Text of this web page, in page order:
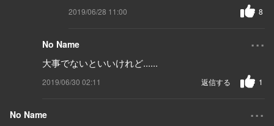
2019/06/28 11:00 8
No Name ...
大事でないといいけれど......
2019/06/30 02:11 1
返信する
No Name ...